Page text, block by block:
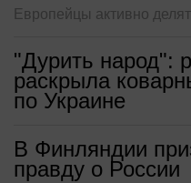
Европейцы активно
"Дурить народ":
раскрыла
по Украине
В Финляндии
правду о России